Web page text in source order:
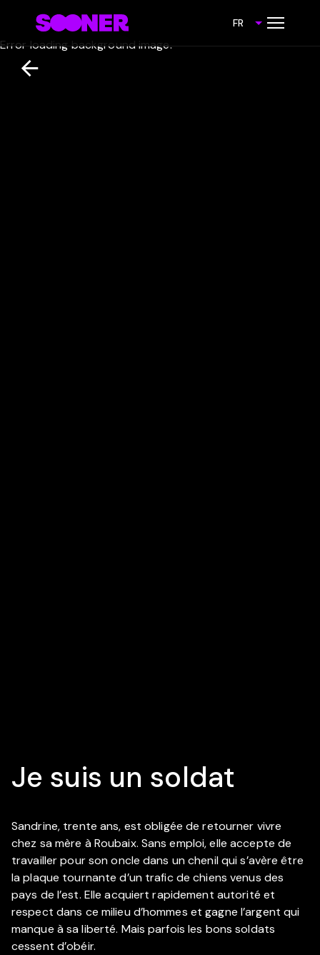
FR
Error loading background image.
Je suis un soldat
Sandrine, trente ans, est obligée de retourner vivre
chez sa mère à Roubaix. Sans emploi, elle accepte de
travailler pour son oncle dans un chenil qui s’avère être
la plaque tournante d’un trafic de chiens venus des
pays de l’est. Elle acquiert rapidement autorité et
respect dans ce milieu d’hommes et gagne l’argent qui
manque à sa liberté. Mais parfois les bons soldats
cessent d’obéir.